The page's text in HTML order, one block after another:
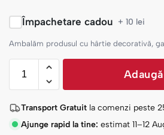
Împachetare cadou + 10 lei
Ambalăm produsul cu hârtie decorativă,
Transport Gratuit la comenzi peste
Ajunge rapid la tine: estimat 11–12